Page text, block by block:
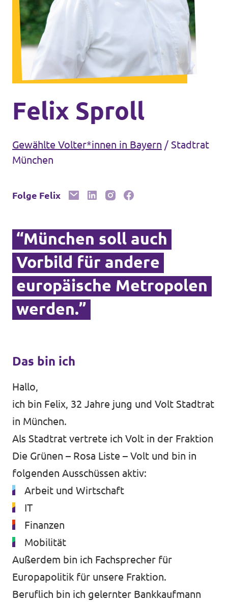
Unsere Events
Mache bei uns mit!
Deine Spende für Volt!
In Bayern vor Ort
Datenschutz
Impressum
Kontakt
Felix Sproll
Gewählte Volter*innen in Bayern / Stadtrat
München
Folge Felix
“München soll auch
Vorbild für andere
europäische Metropolen
werden.”
Das bin ich
Hallo,
ich bin Felix, 32 Jahre jung und Volt Stadtrat
in München.
Als Stadtrat vertrete ich Volt in der Fraktion
Die Grünen – Rosa Liste – Volt und bin in
folgenden Ausschüssen aktiv:
Arbeit und Wirtschaft
IT
Finanzen
Mobilität
Außerdem bin ich Fachsprecher für
Europapolitik für unsere Fraktion.
Beruflich bin ich gelernter Bankkaufmann